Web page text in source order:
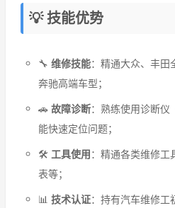
💡 技能优势
🔧 维修技能：精通大众、丰田
奔驰高端车型；
🚗 故障诊断：熟练使用诊断仪
能快速定位问题；
🛠️ 工具使用：精通各类维修工
表等；
📊 技术认证：持有汽车维修工